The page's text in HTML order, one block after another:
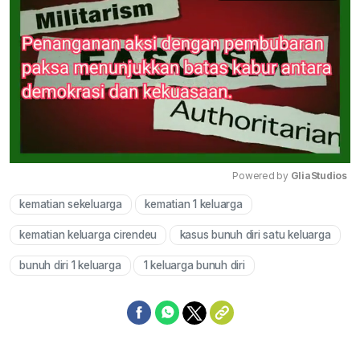
Powered by GliaStudios
kematian sekeluarga kematian 1 keluarga
kematian keluarga cirendeu kasus bunuh diri satu keluarga
bunuh diri 1 keluarga 1 keluarga bunuh diri